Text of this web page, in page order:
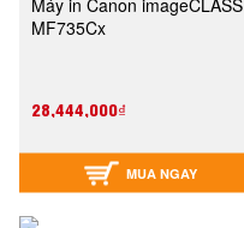
Máy in Canon imageCLASS
MF735Cx
28,444,000₫
MUA NGAY